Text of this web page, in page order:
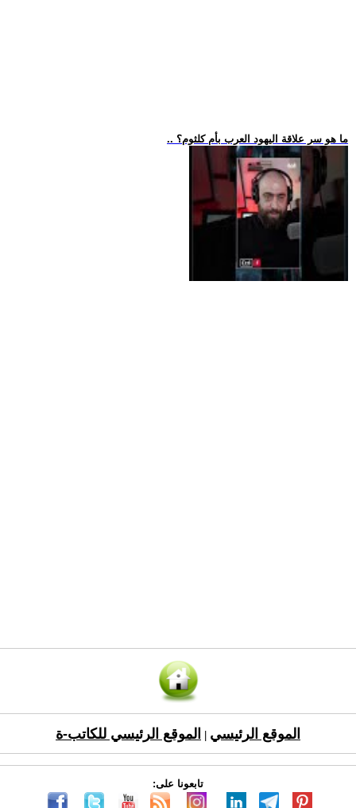
.. ما هو سر علاقة اليهود العرب بأم كلثوم؟
الموقع الرئيسي الموقع الرئيسي للكاتب-ة
تابعونا على: